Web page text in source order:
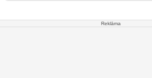
Reklāma